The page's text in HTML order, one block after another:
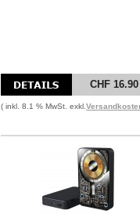
CHF 16.90
( inkl. 8.1 % MwSt. exkl.